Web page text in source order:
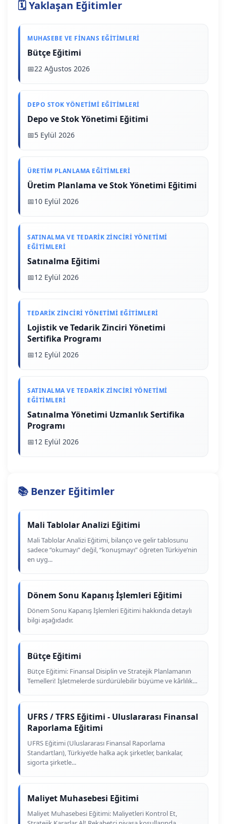
🗓️ Yaklaşan Eğitimler
MUHASEBE VE FINANS EĞITIMLERI
Bütçe Eğitimi
22 Ağustos 2026
DEPO STOK YÖNETIMI EĞITIMLERI
Depo ve Stok Yönetimi Eğitimi
5 Eylül 2026
ÜRETIM PLANLAMA EĞITIMLERI
Üretim Planlama ve Stok Yönetimi Eğitimi
10 Eylül 2026
SATINALMA VE TEDARIK ZINCIRI YÖNETIMI
EĞITIMLERI
Satınalma Eğitimi
12 Eylül 2026
TEDARIK ZINCIRI YÖNETIMI EĞITIMLERI
Lojistik ve Tedarik Zinciri Yönetimi
Sertifika Programı
12 Eylül 2026
SATINALMA VE TEDARIK ZINCIRI YÖNETIMI
EĞITIMLERI
Satınalma Yönetimi Uzmanlık Sertifika
Programı
12 Eylül 2026
📚 Benzer Eğitimler
Mali Tablolar Analizi Eğitimi
Mali Tablolar Analizi Eğitimi, bilanço ve gelir tablosunu
sadece “okumayı” değil, “konuşmayı” öğreten Türkiye’nin
en uyg...
Dönem Sonu Kapanış İşlemleri Eğitimi
Dönem Sonu Kapanış İşlemleri Eğitimi hakkında detaylı
bilgi aşağıdadır.
Bütçe Eğitimi
Bütçe Eğitimi: Finansal Disiplin ve Stratejik Planlamanın
Temelleri! İşletmelerde sürdürülebilir büyüme ve kârlılık...
UFRS / TFRS Eğitimi - Uluslararası Finansal
Raporlama Eğitimi
UFRS Eğitimi (Uluslararası Finansal Raporlama
Standartları), Türkiye’de halka açık şirketler, bankalar,
sigorta şirketle...
Maliyet Muhasebesi Eğitimi
Maliyet Muhasebesi Eğitimi: Maliyetleri Kontrol Et,